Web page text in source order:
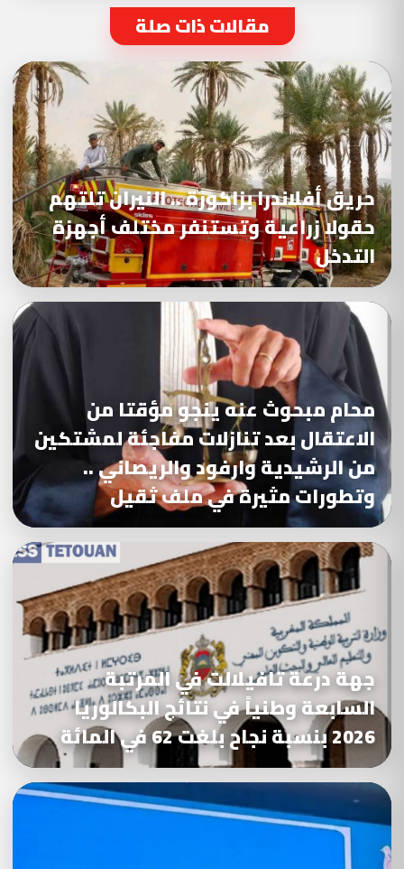
مقالات ذات صلة
حريق أفلاندرا بزاكورة .. النيران تلتهم
حقولا زراعية وتستنفر مختلف أجهزة
التدخل
محام مبحوث عنه ينجو مؤقتا من
الاعتقال بعد تنازلات مفاجئة لمشتكين
من الرشيدية وارفود والريصاني ..
وتطورات مثيرة في ملف ثقيل
جهة درعة تافيلالت في المرتبة
السابعة وطنياً في نتائج البكالوريا
2026 بنسبة نجاح بلغت 62 في المائة